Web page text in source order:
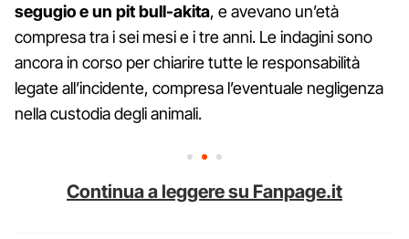
segugio e un pit bull-akita, e avevano un’età
compresa tra i sei mesi e i tre anni. Le indagini sono
ancora in corso per chiarire tutte le responsabilità
legate all’incidente, compresa l’eventuale negligenza
nella custodia degli animali.
Continua a leggere su Fanpage.it